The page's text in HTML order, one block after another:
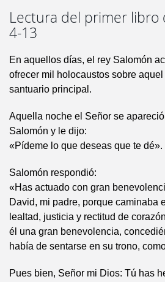
Lectura del primer libro
4-13
En aquellos días, el rey Salomón
ofrecer mil holocaustos sobre aquel
santuario principal.
Aquella noche el Señor se
Salomón y le dijo:
«Pídeme lo que deseas que te dé».
Salomón respondió:
«Has actuado con gran
David, mi padre, porque caminaba
lealtad, justicia y rectitud de
él una gran benevolencia,
había de sentarse en su trono,
Pues bien, Señor mi Dios: Tú has